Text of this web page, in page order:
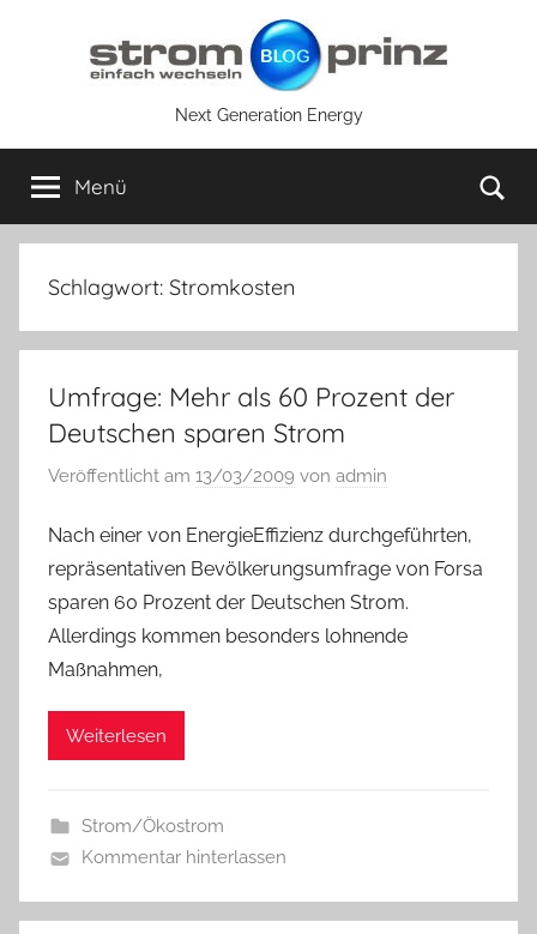
Next Generation Energy
Menü
Schlagwort: Stromkosten
Umfrage: Mehr als 60 Prozent der
Deutschen sparen Strom
Veröffentlicht am 13/03/2009 von admin
Nach einer von EnergieEffizienz durchgeführten,
repräsentativen Bevölkerungsumfrage von Forsa
sparen 60 Prozent der Deutschen Strom.
Allerdings kommen besonders lohnende
Maßnahmen,
Weiterlesen
Strom/Ökostrom
Kommentar hinterlassen